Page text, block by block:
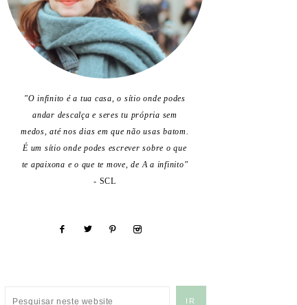
"O infinito é a tua casa, o sítio onde podes
andar descalça e seres tu própria sem
medos, até nos dias em que não usas batom.
É um sítio onde podes escrever sobre o que
te apaixona e o que te move, de A a infinito"
- SCL